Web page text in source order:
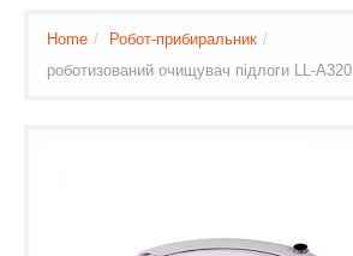
Home / Робот-прибиральник /
роботизований очищувач підлоги LL-A320